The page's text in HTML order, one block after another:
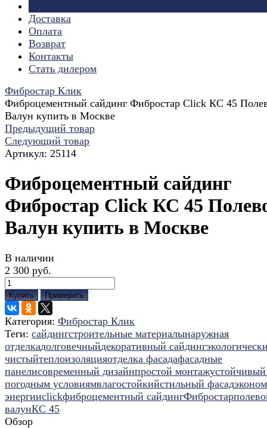
Доставка
Оплата
Возврат
Контакты
Стать дилером
Фибростар Клик
Фиброцементный сайдинг Фибростар Click КС 45
Валун купить в Москве
Предыдущий товар
Следующий товар
Артикул: 25114
Фиброцементный сайдинг
Фибростар Click КС 45
Валун купить в Москве
В наличии
2 300 руб.
Купить Примерить
Категория: Фибростар Клик
Теги: сайдингстроительные материалынаружная
отделкадолговечныйдекоративный сайдинг
чистыйтеплоизоляцияотделка фасадафасадные
панелисовременный дизайнпростой монтаж
погодным условиямвлагостойкийстильный фасад
энергииclickфиброцементный сайдингФибростар
валунКС 45
Обзор